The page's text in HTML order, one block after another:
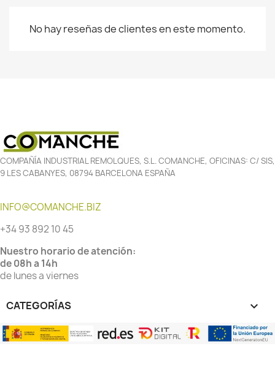
No hay reseñas de clientes en este momento.
COMPAÑÍA INDUSTRIAL REMOLQUES, S.L. COMANCHE, OFICINAS: C/ SIS,
9 LES CABANYES, 08794 BARCELONA ESPAÑA
INFO@COMANCHE.BIZ
+34 93 892 10 45
Nuestro horario de atención:
de 08h a 14h
de lunes a viernes
CATEGORÍAS 